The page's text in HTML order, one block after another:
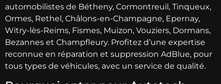
automobilistes de Bétheny, Cormontreuil, Tinqueux,
Ormes, Rethel, Châlons-en-Champagne, Epernay,
Witry-lès-Reims, Fismes, Muizon, Vouziers, Dormans,
Bezannes et Champfleury. Profitez d’une expertise
reconnue en réparation et suppression AdBlue, pour
tous types de véhicules, avec un service de qualité.